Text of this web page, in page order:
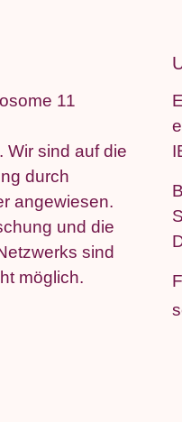
11
Wir sind auf die
durch
angewiesen.
und die
sind
möglich.